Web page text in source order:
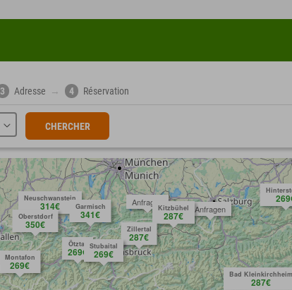
3 Adresse → 4 Réservation
CHERCHER
Oberstdorf
350€ Zillertal
287€
Stubaital
269€
Ötztal
269€
Neuschwanstein
314€
Montafon
269€
Kitzbühel
287€
Garmisch
341€
Bad Kleinkirchheim
287€
Anfragen
Anfragen